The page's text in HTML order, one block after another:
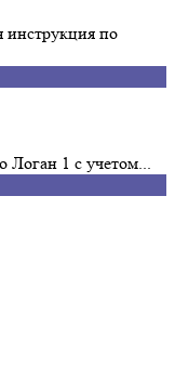
инструкция по
Логан 1 с учетом...